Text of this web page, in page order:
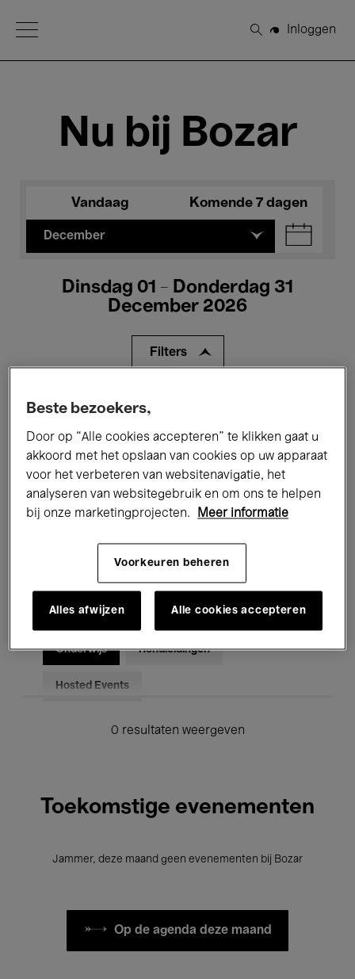
Open Menu
Zoeken
Inloggen
Nu bij Bozar
Vandaag Komende 7 dagen
December
Dinsdag 01 - Donderdag 31
December 2026
Filters
Alle evenementen
Tentoonstellingen Films
Performances Lezingen & Debatten
Jazz Klassieke Muziek Global Music
Voor iedereen Kids’ Palace
Onderwijs Rondleidingen
Hosted Events
0 resultaten weergeven
Toekomstige evenementen
Jammer, deze maand geen evenementen bij Bozar
Op de agenda deze maand
Beste bezoekers,
Door op “Alle cookies accepteren” te klikken gaat u
akkoord met het opslaan van cookies op uw apparaat
voor het verbeteren van websitenavigatie, het
analyseren van websitegebruik en om ons te helpen
bij onze marketingprojecten.
Meer informatie
Voorkeuren beheren
Alles afwijzen Alle cookies accepteren